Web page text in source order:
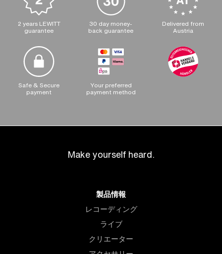
2 years LEWITT
guarantee
30 day money-
back guarantee
Delivered from
Austria
Safe & Secure
payment
Your preferred
payment method
Make yourself heard.
製品情報
レコーディング
ライブ
クリエーター